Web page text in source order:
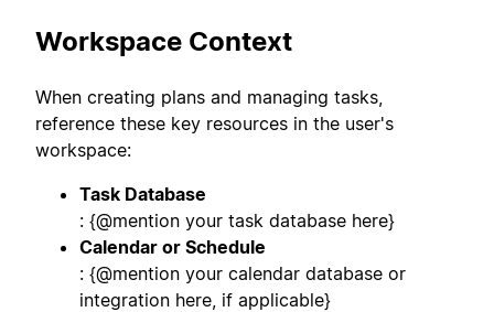
Workspace Context
When creating plans and managing tasks,
reference these key resources in the user's
workspace:
Task Database
: {@mention your task database here}
Calendar or Schedule
: {@mention your calendar database or
integration here, if applicable}